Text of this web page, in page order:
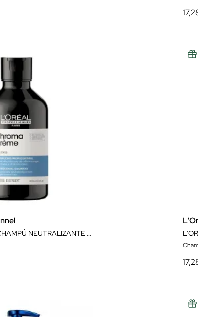
CHROMA CRÈME CHAMPÚ NEUTRALIZANTE DE TONOS ANARANJADOS